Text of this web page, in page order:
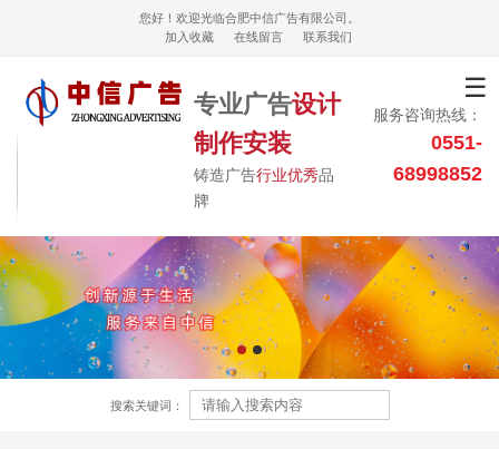
您好！欢迎光临合肥中信广告有限公司。
加入收藏
在线留言 联系我们
专业广告设计
制作安装
铸造广告行业优秀品
牌
服务咨询热线：
0551-
68998852
☰
搜索关键词：